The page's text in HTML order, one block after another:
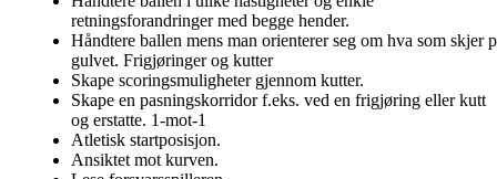
retningsforandringer med begge hender.
Håndtere ballen mens man orienterer seg om hva som skjer
gulvet. Frigjøringer og kutter
Skape scoringsmuligheter gjennom kutter.
Skape en pasningskorridor f.eks. ved en frigjøring eller kutt
og erstatte. 1-mot-1
Atletisk startposisjon.
Ansiktet mot kurven.